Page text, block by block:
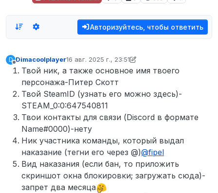
Авторизуйтесь, чтобы ответить
D
Не в сети
Dimacoolplayer16 авг. 2025 г., 23:51
отредактировано Dimacoolplayer
Твой ник, а также основное имя твоего
персонажа-Питер Скотт
Твой SteamID (узнать его можно здесь)-
STEAM_0:0:647540811
Твои контакты для связи (Discord в формате
Name#0000)-нету
Ник участника команды, который выдал
наказание (тегни его через @)@fipel
Вид наказания (если бан, то приложить
скриншот окна блокировки; загружать сюда)-
запрет два месяца